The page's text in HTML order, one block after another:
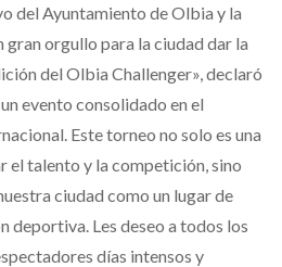
del Ayuntamiento de Olbia y la
gran orgullo para la ciudad dar la
del Olbia Challenger», declaró
evento consolidado en el
Este torneo no solo es una
el talento y la competición, sino
ciudad como un lugar de
deportiva. Les deseo a todos los
días intensos y